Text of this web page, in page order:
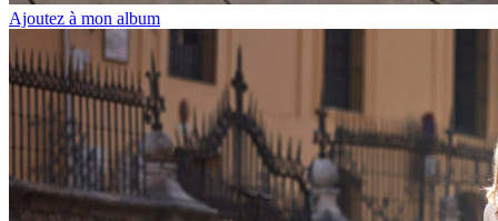
Ajoutez à mon album